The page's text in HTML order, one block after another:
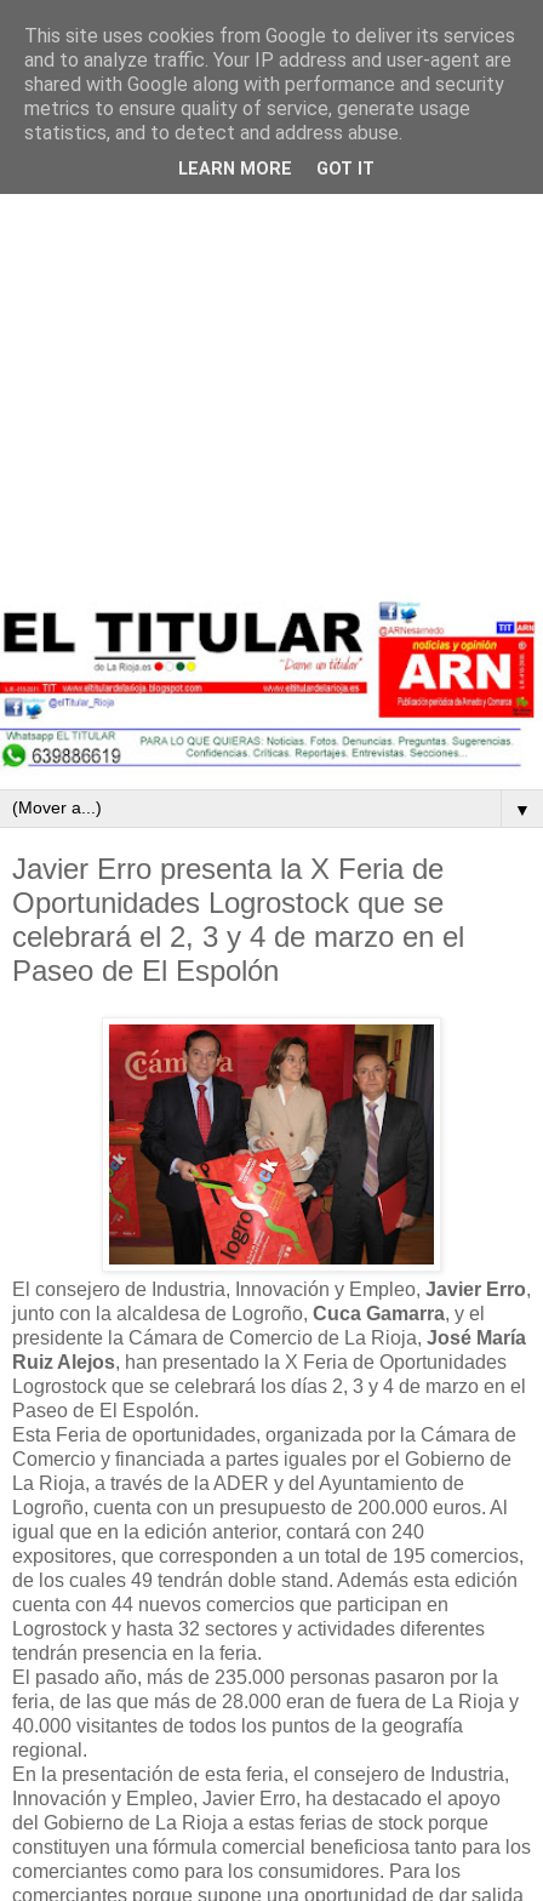
▼
Javier Erro presenta la X Feria de
Oportunidades Logrostock que se
celebrará el 2, 3 y 4 de marzo en el
Paseo de El Espolón
El consejero de Industria, Innovación y Empleo, Javier Erro,
junto con la alcaldesa de Logroño, Cuca Gamarra, y el
presidente la Cámara de Comercio de La Rioja, José María
Ruiz Alejos, han presentado la X Feria de Oportunidades
Logrostock que se celebrará los días 2, 3 y 4 de marzo en el
Paseo de El Espolón.
Esta Feria de oportunidades, organizada por la Cámara de
Comercio y financiada a partes iguales por el Gobierno de
La Rioja, a través de la ADER y del Ayuntamiento de
Logroño, cuenta con un presupuesto de 200.000 euros. Al
igual que en la edición anterior, contará con 240
expositores, que corresponden a un total de 195 comercios,
de los cuales 49 tendrán doble stand. Además esta edición
cuenta con 44 nuevos comercios que participan en
Logrostock y hasta 32 sectores y actividades diferentes
tendrán presencia en la feria.
El pasado año, más de 235.000 personas pasaron por la
feria, de las que más de 28.000 eran de fuera de La Rioja y
40.000 visitantes de todos los puntos de la geografía
regional.
En la presentación de esta feria, el consejero de Industria,
Innovación y Empleo, Javier Erro, ha destacado el apoyo
del Gobierno de La Rioja a estas ferias de stock porque
constituyen una fórmula comercial beneficiosa tanto para los
comerciantes como para los consumidores. Para los
comerciantes porque supone una oportunidad de dar salida
This site uses cookies from Google to deliver its services
and to analyze traffic. Your IP address and user-agent are
shared with Google along with performance and security
metrics to ensure quality of service, generate usage
statistics, and to detect and address abuse.
LEARN MORE GOT IT